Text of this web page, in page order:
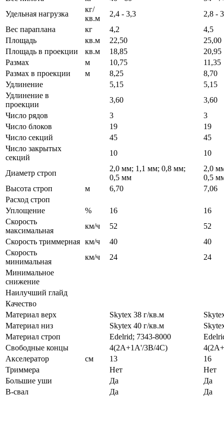
Удельная нагрузка
кг/
кв.м
2,4 - 3,3
2,8 -
Вес параплана
кг 4,2
4,5
Площадь
кв.м 22,50
25,00
Площадь в проекции
кв.м 18,85
20,95
Размах
м 10,75
11,35
Размах в проекции
м 8,25
8,70
Удлинение
5,15
5,15
Удлинение в
проекции
3,60
3,60
Число рядов
3
3
Число блоков
19
19
Число секций
45
45
Число закрытых
секций
10 10
Диаметр строп
2,0 мм; 1,1 мм; 0,8 мм;
0,5 мм
2,0
0,5
Высота строп
м 6,70
7,06
Расход строп
Уплощение
% 16
16
Скорость
максимальная
км/ч 52
52
Скорость триммерная км/ч 40
40
Скорость
минимальная
км/ч 24
24
Минимальное
снижение
Наилучший глайд
Качество
Материал верх
Skytex 38 г/кв.м
Материал низ
Skytex 40 г/кв.м
Материал строп
Edelrid; 7343-8000
Свободные концы
4(2A+1A'/3B/4C)
Акселератор
см 13
16
Триммера
Нет
Нет
Большие уши
Да
Да
B-свал
Да Да